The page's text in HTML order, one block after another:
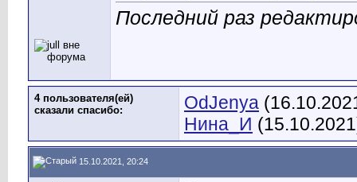
Последний раз
4 пользователя(ей)
сказали cпасибо:
OdJenya
Нина_И
15.10.2021, 20:24